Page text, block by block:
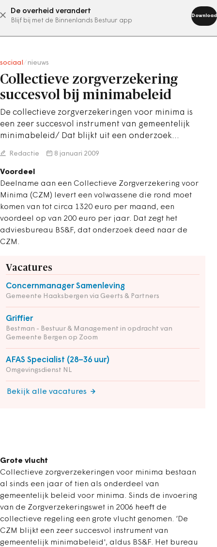
De overheid verandert
Blijf bij met de Binnenlands Bestuur app
Download
abonneer nu
sociaal nieuws
Collectieve zorgverzekering
succesvol bij minimabeleid
De collectieve zorgverzekeringen voor minima is
een zeer succesvol instrument van gemeentelijk
minimabeleid/ Dat blijkt uit een onderzoek…
Redactie 8 januari 2009
Voordeel
Deelname aan een Collectieve Zorgverzekering voor
Minima (CZM) levert een volwassene die rond moet
komen van tot circa 1320 euro per maand, een
voordeel op van 200 euro per jaar. Dat zegt het
adviesbureau BS&F, dat onderzoek deed naar de
CZM.
Vacatures
Concernmanager Samenleving
Gemeente Haaksbergen via Geerts & Partners
Griffier
Bestman - Bestuur & Management in opdracht van
Gemeente Bergen op Zoom
AFAS Specialist (28–36 uur)
Omgevingsdienst NL
Bekijk alle vacatures
Grote vlucht
Collectieve zorgverzekeringen voor minima bestaan
al sinds een jaar of tien als onderdeel van
gemeentelijk beleid voor minima. Sinds de invoering
van de Zorgverzekeringswet in 2006 heeft de
collectieve regeling een grote vlucht genomen. ‘De
CZM blijkt een zeer succesvol instrument van
gemeentelijk minimabeleid', aldus BS&F. Het bureau